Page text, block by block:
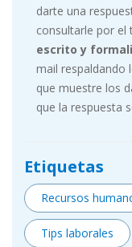
darte una
consultarle por el
escrito y
mail respaldando
que muestre los
que la respuesta
Etiquetas
Recursos
Tips laborales